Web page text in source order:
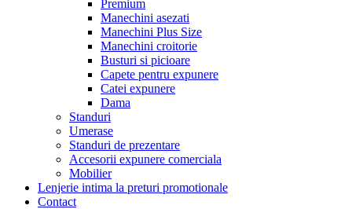
Premium
Manechini asezati
Manechini Plus Size
Manechini croitorie
Busturi si picioare
Capete pentru expunere
Catei expunere
Dama
Standuri
Umerase
Standuri de prezentare
Accesorii expunere comerciala
Mobilier
Lenjerie intima la preturi promotionale
Contact